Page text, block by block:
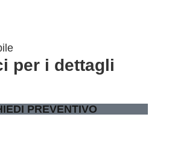
per i dettagli
PREVENTIVO